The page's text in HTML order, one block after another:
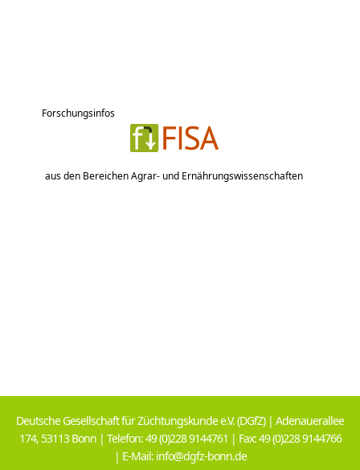
Forschungsinfos
aus den Bereichen Agrar- und Ernährungswissenschaften
Deutsche Gesellschaft für Züchtungskunde e.V. (DGfZ) | Adenauerallee
174, 53113 Bonn | Telefon: 49 (0)228 9144761 | Fax: 49 (0)228 9144766
| E-Mail: info@dgfz-bonn.de